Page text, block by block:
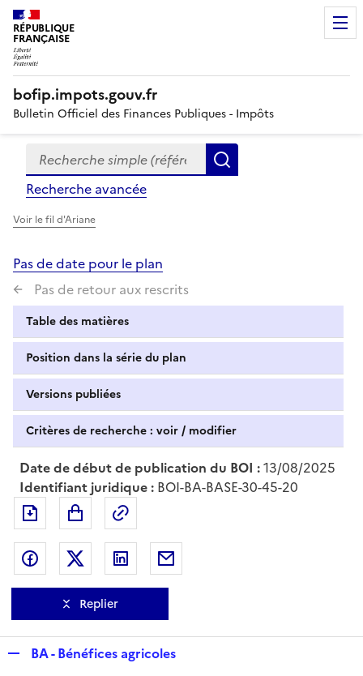
RÉPUBLIQUE
FRANÇAISE
bofip.impots.gouv.fr
Bulletin Officiel des Finances Publiques - Impôts
Formulaire
de
recherche
Recherche simple (références, mots clés, partie du
Recherche avancée
Voir le fil d'Ariane
Pas de date pour le plan
Pas de retour aux rescrits
Table des matières
Position dans la série du plan
Versions publiées
Critères de recherche : voir / modifier
Date de début de publication du BOI :13/08/2025
Identifiant juridique : BOI-BA-BASE-30-45-20
Exporter le document au format pdf
Partager sur Facebook
Partager sur Twitter
Partager sur LinkedIn
Replier
BA - Bénéfices agricoles